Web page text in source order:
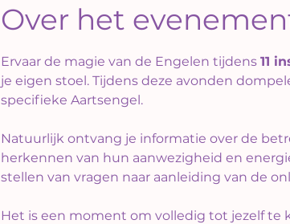
Over het
Ervaar de magie van de Engelen tijdens 11
je eigen stoel. Tijdens deze avonden
specifieke Aartsengel.
Natuurlijk ontvang je informatie over de
herkennen van hun aanwezigheid en
stellen van vragen naar aanleiding van de
Het is een moment om volledig tot jezelf te